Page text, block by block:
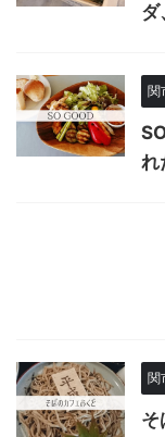
ダ
関
れ
関
そ